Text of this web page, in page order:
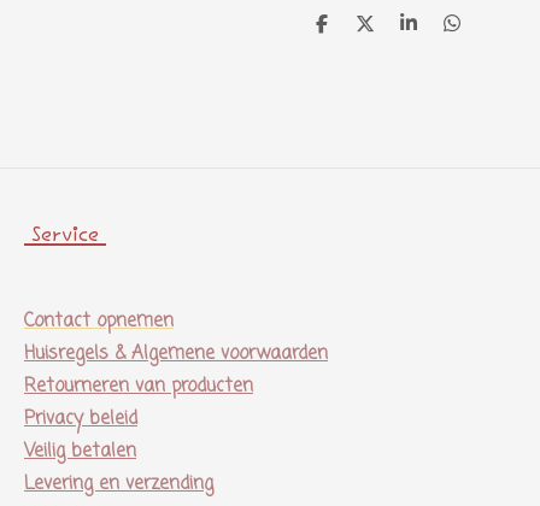
D D S D
Service
Contact opnemen
Huisregels & Algemene voorwaarden
Retourneren van producten
Privacy beleid
Veilig betalen
Levering en verzending